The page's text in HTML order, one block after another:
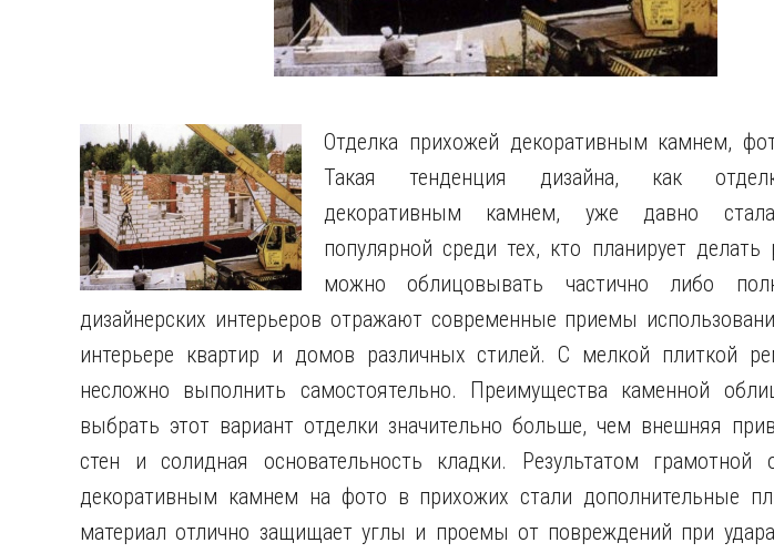
Отделка прихожей декоративным камнем,
Такая тенденция дизайна, как
декоративным камнем, уже давно
популярной среди тех, кто планирует
можно облицовывать частично либо
дизайнерских интерьеров отражают современные приемы
интерьере квартир и домов различных стилей. С мелкой плиткой
несложно выполнить самостоятельно. Преимущества каменной
выбрать этот вариант отделки значительно больше, чем внешняя
стен и солидная основательность кладки. Результатом грамотной
декоративным камнем на фото в прихожих стали дополнительные
материал отлично защищает углы и проемы от повреждений при